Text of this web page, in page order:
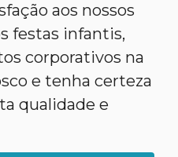
aos nossos
festas infantis,
corporativos na
e tenha certeza
qualidade e